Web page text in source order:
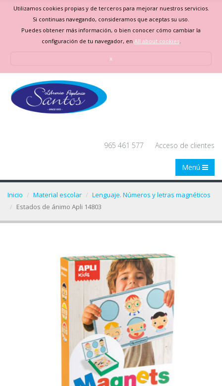
Utilizamos cookies propias y de terceros para mejorar nuestros servicios.
Si continuas navegando, consideramos que aceptas su uso.
Puedes obtener más información, o bien conocer cómo cambiar la
configuración de tu navegador, en All about cookies.
x
965 461 577 Acceso de clientes
Menú
Inicio Material escolar
Lenguaje. Números y letras magnéticos
Estados de ánimo Apli 14803